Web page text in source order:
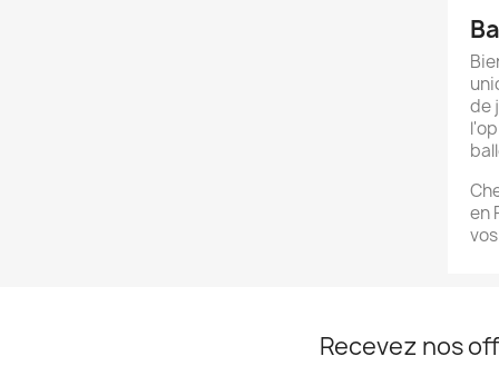
de
en
Recevez nos